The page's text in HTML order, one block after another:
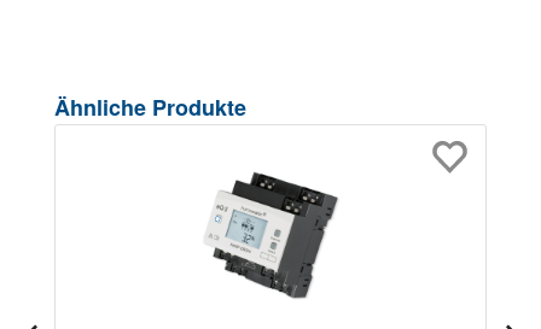
Produktgalerie überspringen
Ähnliche Produkte